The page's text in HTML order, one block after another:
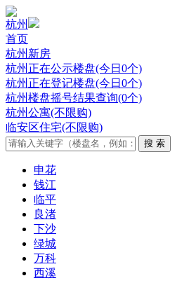
杭州
首页
杭州新房
杭州正在公示楼盘(今日0个)
杭州正在登记楼盘(今日0个)
杭州楼盘摇号结果查询(0个)
杭州公寓(不限购)
临安区住宅(不限购)
申花
钱江
临平
良渚
下沙
绿城
万科
西溪